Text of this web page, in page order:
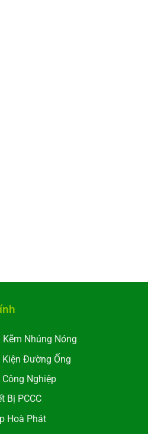
Kẽm Nhúng Nóng
Kiện Đường Ống
Công Nghiệp
Bị PCCC
Hoà Phát